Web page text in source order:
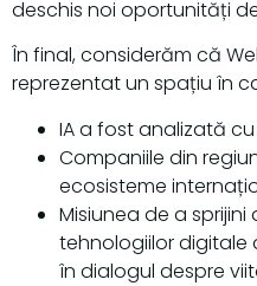
deschis noi oportunități
În final, considerăm că
reprezentat un spațiu în
IA a fost analizată
Companiile din
ecosisteme
Misiunea de a
tehnologiilor
în dialogul despre